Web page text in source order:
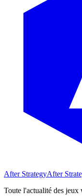
After StrategyAfter
Toute l'actualité des jeux